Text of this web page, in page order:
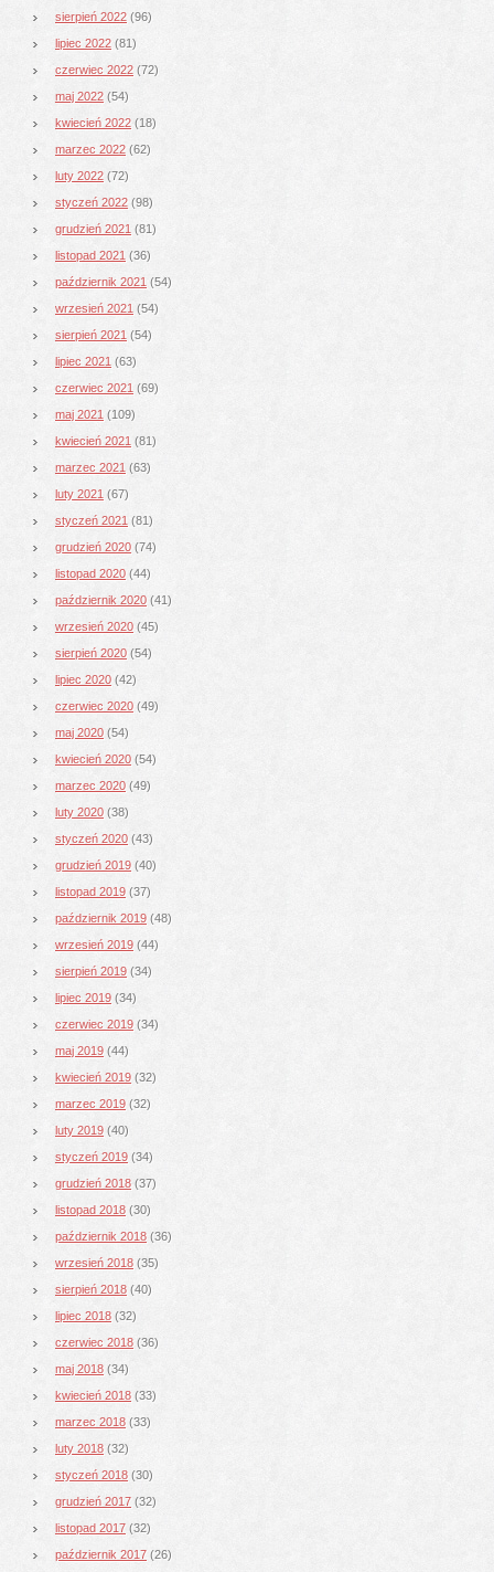
sierpień 2022 (96)
lipiec 2022 (81)
czerwiec 2022 (72)
maj 2022 (54)
kwiecień 2022 (18)
marzec 2022 (62)
luty 2022 (72)
styczeń 2022 (98)
grudzień 2021 (81)
listopad 2021 (36)
październik 2021 (54)
wrzesień 2021 (54)
sierpień 2021 (54)
lipiec 2021 (63)
czerwiec 2021 (69)
maj 2021 (109)
kwiecień 2021 (81)
marzec 2021 (63)
luty 2021 (67)
styczeń 2021 (81)
grudzień 2020 (74)
listopad 2020 (44)
październik 2020 (41)
wrzesień 2020 (45)
sierpień 2020 (54)
lipiec 2020 (42)
czerwiec 2020 (49)
maj 2020 (54)
kwiecień 2020 (54)
marzec 2020 (49)
luty 2020 (38)
styczeń 2020 (43)
grudzień 2019 (40)
listopad 2019 (37)
październik 2019 (48)
wrzesień 2019 (44)
sierpień 2019 (34)
lipiec 2019 (34)
czerwiec 2019 (34)
maj 2019 (44)
kwiecień 2019 (32)
marzec 2019 (32)
luty 2019 (40)
styczeń 2019 (34)
grudzień 2018 (37)
listopad 2018 (30)
październik 2018 (36)
wrzesień 2018 (35)
sierpień 2018 (40)
lipiec 2018 (32)
czerwiec 2018 (36)
maj 2018 (34)
kwiecień 2018 (33)
marzec 2018 (33)
luty 2018 (32)
styczeń 2018 (30)
grudzień 2017 (32)
listopad 2017 (32)
październik 2017 (26)